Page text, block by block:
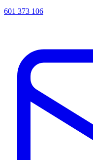
601 373 106